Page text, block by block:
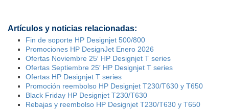
Artículos y noticias relacionadas:
Fin de soporte HP Designjet 500/800
Promociones HP DesignJet Enero 2026
Ofertas Noviembre 25′ HP Designjet T series
Ofertas Septiembre 25′ HP Designjet T series
Ofertas HP Designjet T series
Promoción reembolso HP Designjet T230/T630 y T650
Black Friday HP Designjet T230/T630
Rebajas y reembolso HP Designjet T230/T630 y T650